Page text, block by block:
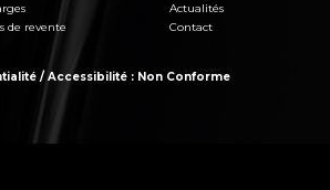
de revente
Actualités
Contact
/ Accessibilité : Non Conforme